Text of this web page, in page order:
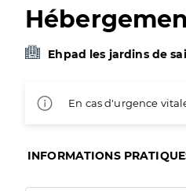
Ehpad les jardins de
En cas d'urgence
INFORMATIONS